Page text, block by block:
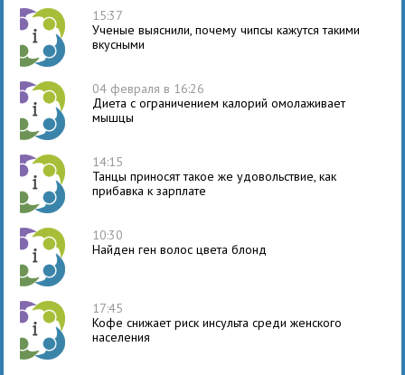
15:37
Ученые выяснили, почему чипсы кажутся такими
вкусными
04 февраля в 16:26
Диета с ограничением калорий омолаживает
мышцы
14:15
Танцы приносят такое же удовольствие, как
прибавка к зарплате
10:30
Найден ген волос цвета блонд
17:45
Кофе снижает риск инсульта среди женского
населения